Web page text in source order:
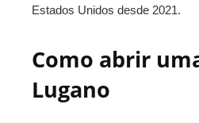
Estados Unidos desde 2021.
Como abrir
Lugano